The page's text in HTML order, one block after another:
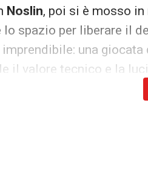
Noslin, poi si è mosso
lo spazio per liberare il
una
il valore tecnico e la
ha